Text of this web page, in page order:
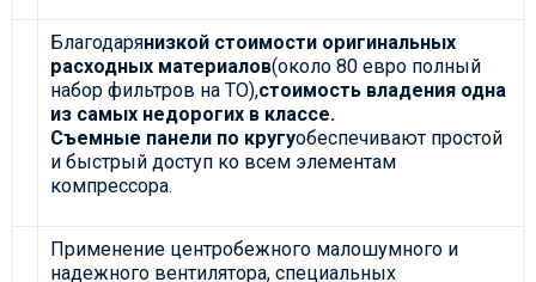
Благодарянизкой стоимости оригинальных
расходных материалов(около 80 евро полный
набор фильтров на ТО),стоимость владения одна
из самых недорогих в классе.
Съемные панели по кругуобеспечивают простой
и быстрый доступ ко всем элементам
компрессора.
Применение центробежного малошумного и
надежного вентилятора, специальных